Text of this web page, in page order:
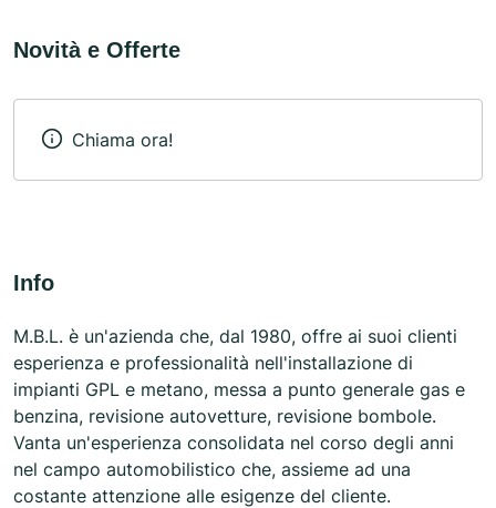
Novità e Offerte
Chiama ora!
Info
M.B.L. è un'azienda che, dal 1980, offre ai suoi clienti
esperienza e professionalità nell'installazione di
impianti GPL e metano, messa a punto generale gas e
benzina, revisione autovetture, revisione bombole.
Vanta un'esperienza consolidata nel corso degli anni
nel campo automobilistico che, assieme ad una
costante attenzione alle esigenze del cliente.